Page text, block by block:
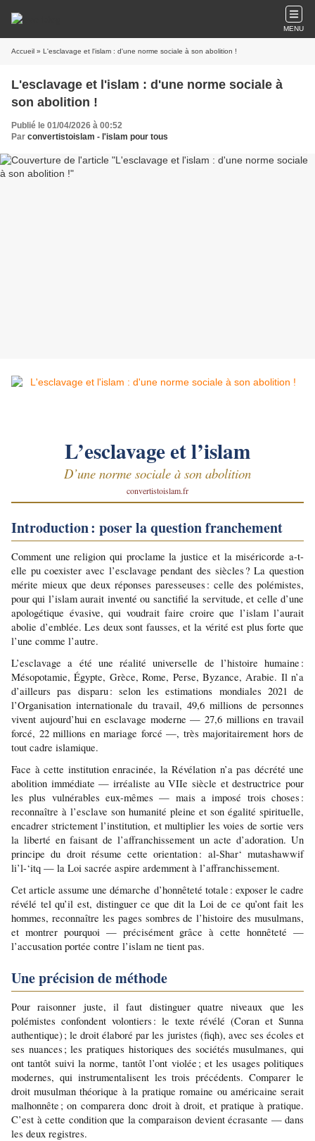
MENU
Accueil » L'esclavage et l'islam : d'une norme sociale à son abolition !
L'esclavage et l'islam : d'une norme sociale à
son abolition !
Publié le 01/04/2026 à 00:52
Par convertistoislam - l'islam pour tous
L’esclavage et l’islam
D’une norme sociale à son abolition
convertistoislam.fr
Introduction : poser la question franchement
Comment une religion qui proclame la justice et la miséricorde a-t-
elle pu coexister avec l’esclavage pendant des siècles ? La question
mérite mieux que deux réponses paresseuses : celle des polémistes,
pour qui l’islam aurait inventé ou sanctifié la servitude, et celle d’une
apologétique évasive, qui voudrait faire croire que l’islam l’aurait
abolie d’emblée. Les deux sont fausses, et la vérité est plus forte que
l’une comme l’autre.
L’esclavage a été une réalité universelle de l’histoire humaine :
Mésopotamie, Égypte, Grèce, Rome, Perse, Byzance, Arabie. Il n’a
d’ailleurs pas disparu : selon les estimations mondiales 2021 de
l’Organisation internationale du travail, 49,6 millions de personnes
vivent aujourd’hui en esclavage moderne — 27,6 millions en travail
forcé, 22 millions en mariage forcé —, très majoritairement hors de
tout cadre islamique.
Face à cette institution enracinée, la Révélation n’a pas décrété une
abolition immédiate — irréaliste au VIIe siècle et destructrice pour
les plus vulnérables eux-mêmes — mais a imposé trois choses :
reconnaître à l’esclave son humanité pleine et son égalité spirituelle,
encadrer strictement l’institution, et multiplier les voies de sortie vers
la liberté en faisant de l’affranchissement un acte d’adoration. Un
principe du droit résume cette orientation : al-Shar‘ mutashawwif
li’l-‘itq — la Loi sacrée aspire ardemment à l’affranchissement.
Cet article assume une démarche d’honnêteté totale : exposer le cadre
révélé tel qu’il est, distinguer ce que dit la Loi de ce qu’ont fait les
hommes, reconnaître les pages sombres de l’histoire des musulmans,
et montrer pourquoi — précisément grâce à cette honnêteté —
l’accusation portée contre l’islam ne tient pas.
Une précision de méthode
Pour raisonner juste, il faut distinguer quatre niveaux que les
polémistes confondent volontiers : le texte révélé (Coran et Sunna
authentique) ; le droit élaboré par les juristes (fiqh), avec ses écoles et
ses nuances ; les pratiques historiques des sociétés musulmanes, qui
ont tantôt suivi la norme, tantôt l’ont violée ; et les usages politiques
modernes, qui instrumentalisent les trois précédents. Comparer le
droit musulman théorique à la pratique romaine ou américaine serait
malhonnête ; on comparera donc droit à droit, et pratique à pratique.
C’est à cette condition que la comparaison devient écrasante — dans
les deux registres.